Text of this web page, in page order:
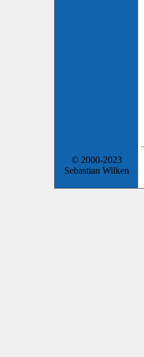
© 2000-2023
Sebastian Wilken